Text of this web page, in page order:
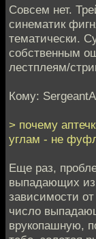
Совсем нет.
синематик
тематически.
собственным
лестплеям/
Кому:
> почему
углам - не
Еще раз,
выпадающих из
зависимости
число
врукопашную,